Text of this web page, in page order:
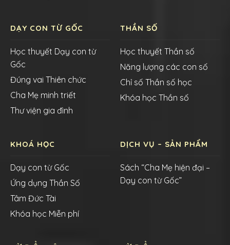
DẠY CON TỪ GỐC
Học thuyết Dạy con từ
Gốc
Đúng vai Thiên chức
Cha Mẹ minh triết
Thư viện gia đình
THẦN SỐ
Học thuyết Thần số
Năng lượng các con số
Chỉ số Thần số học
Khóa học Thần số
KHOÁ HỌC
Dạy con từ Gốc
Ứng dụng Thần Số
Tâm Đức Tài
Khóa học Miễn phí
DỊCH VỤ – SẢN PHẨM
Sách “Cha Mẹ hiện đại –
Dạy con từ Gốc”